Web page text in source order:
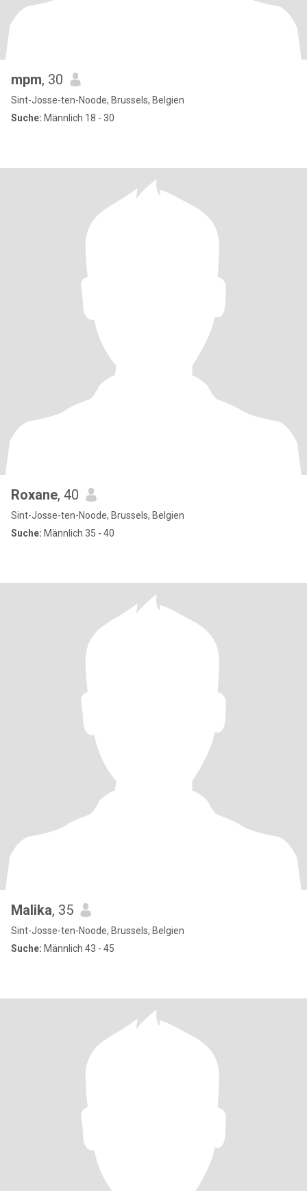
mpm, 30
Sint-Josse-ten-Noode, Brussels, Belgien
Suche: Männlich 18 - 30
Roxane, 40
Sint-Josse-ten-Noode, Brussels, Belgien
Suche: Männlich 35 - 40
Malika, 35
Sint-Josse-ten-Noode, Brussels, Belgien
Suche: Männlich 43 - 45